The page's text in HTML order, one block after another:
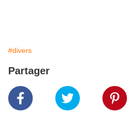
#divers
Partager